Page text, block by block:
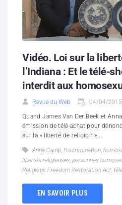
Hébergement solidaire
Vidéo. Loi sur la
l’Indiana : Et le télé-
interdit aux
Revue du Web 04/04/2015
Quand James Van Der Beek et
émission de télé-achat pour
sur la « liberté de religion »...
Anna Camp, Discrimination,
libertés religieuses, personnes
Religious Freedom Restoration Act,
EN SAVOIR PLUS